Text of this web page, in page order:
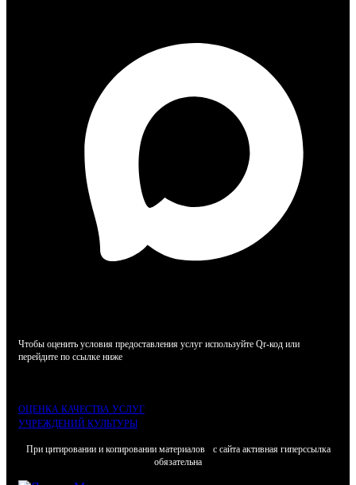
Чтобы оценить условия предоставления услуг используйте Qr-код или
перейдите по ссылке ниже
ОЦЕНКА КАЧЕСТВА УСЛУГ
УЧРЕЖДЕНИЙ КУЛЬТУРЫ
При цитировании и копировании материалов с сайта активная гиперссылка
обязательна